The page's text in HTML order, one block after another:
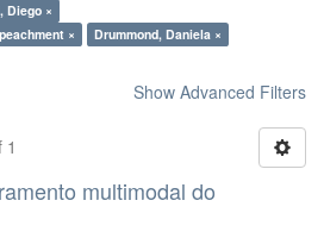
Diego ×
×
Drummond, Daniela ×
Show Advanced Filters
1
multimodal do